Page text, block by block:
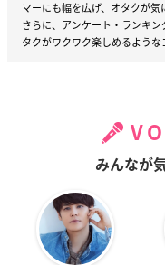
マーにも幅を広げ、オタクが気
さらに、アンケート・ランキ
タクがワクワク楽しめるような
みんなが